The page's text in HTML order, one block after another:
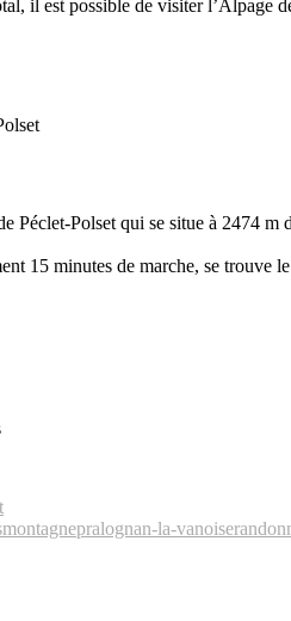
il est possible de visiter l’Alpage
Péclet-Polset qui se situe à 2474 m
15 minutes de marche, se trouve
montagnepralognan-la-vanoise